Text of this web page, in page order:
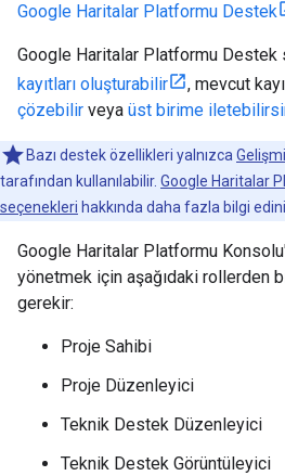
Google Haritalar Platformu Destek
Google Haritalar Platformu Destek
kayıtları oluşturabilir
, mevcut
çözebilir veya üst birime
Bazı destek özellikleri yalnızca
tarafından kullanılabilir. Google Haritalar
seçenekleri hakkında daha fazla bilgi
Google Haritalar Platformu
yönetmek için aşağıdaki rollerden
gerekir:
Proje Sahibi
Proje Düzenleyici
Teknik Destek Düzenleyici
Teknik Destek Görüntüleyici